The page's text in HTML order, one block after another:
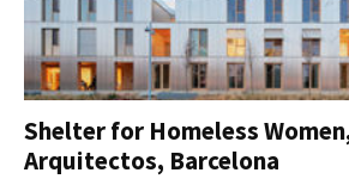
Shelter for Homeless
Arquitectos, Barcelona